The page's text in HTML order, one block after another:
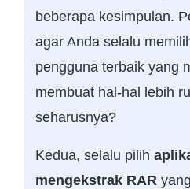
beberapa kesimpulan.
agar Anda selalu
pengguna terbaik yang
membuat hal-hal lebih
seharusnya?
Kedua, selalu pilih
mengekstrak RAR